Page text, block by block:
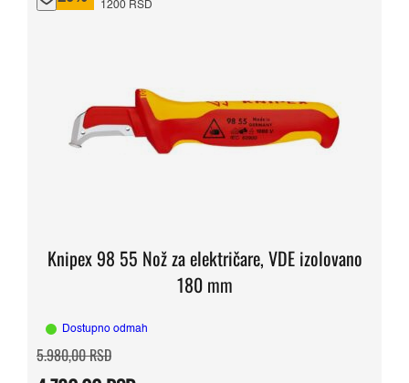
1200 RSD
Knipex 98 55 Nož za električare, VDE izolovano
180 mm
Dostupno odmah
5.980,00RSDOriginalna
cena
Trenutna
cena